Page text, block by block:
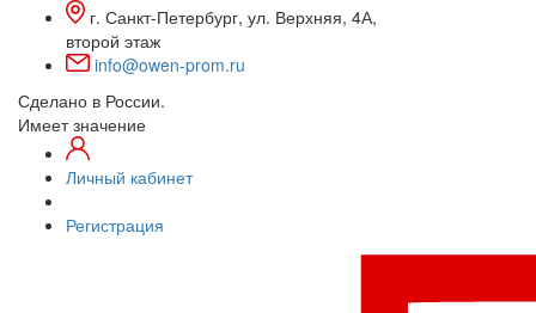
г. Санкт-Петербург, ул. Верхняя, 4А,
второй этаж
info@owen-prom.ru
Сделано в России.
Имеет значение
Личный кабинет
Регистрация